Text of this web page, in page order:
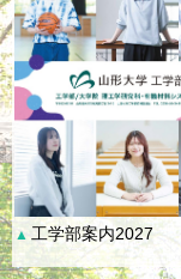
▲ 工学部案内2027